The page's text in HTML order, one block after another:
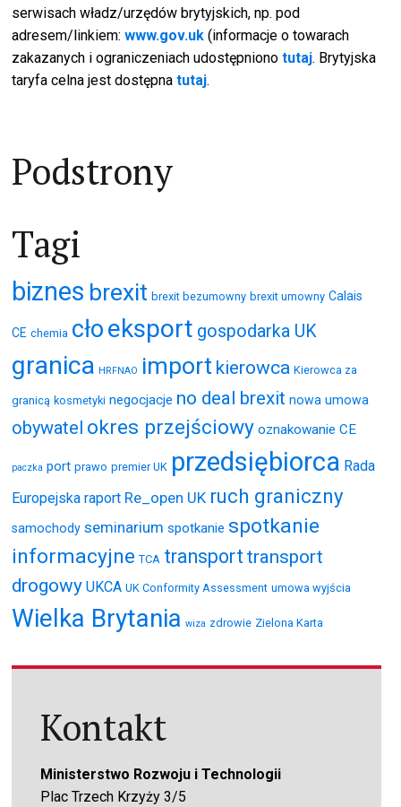
serwisach władz/urzędów brytyjskich, np. pod
adresem/linkiem:www.gov.uk (informacje o towarach
zakazanych i ograniczeniach udostępnionotutaj. Brytyjska
taryfa celna jest dostępnatutaj.
Podstrony
Tagi
biznes brexit brexit bezumowny brexit umowny Calais
CE chemia cłoeksport gospodarka UK
granica HRFNAO import kierowca Kierowca za
granicą kosmetyki negocjacje no deal brexit nowa umowa
obywatel okres przejściowy oznakowanie CE
paczka port prawo premier UK przedsiębiorca Rada
Europejska raport Re_open UK ruch graniczny
samochody seminarium spotkanie spotkanie
informacyjne TCA transport transport
drogowy UKCA UK Conformity Assessment umowa wyjścia
Wielka Brytania wiza zdrowie Zielona Karta
Kontakt
Ministerstwo Rozwoju i Technologii
Plac Trzech Krzyży 3/5